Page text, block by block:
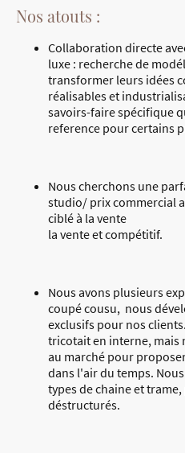
Nos atouts :
Collaboration directe
luxe : recherche de
transformer leurs idées
réalisables et
savoirs-faire spécifique
reference pour certains
Nous cherchons une
studio/ prix commercial
ciblé à la vente
la vente et compétitif.
Nous avons plusieurs
coupé cousu, nous
exclusifs pour nos
tricotait en interne, mais
au marché pour
dans l'air du temps.
types de chaine et
déstructurés.